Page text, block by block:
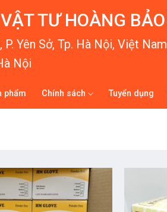
TƯ HOÀNG BẢO
Yên Sở, Tp. Hà Nội, Việt Nam
Nội
phẩm Chính sách Tuyển dụng